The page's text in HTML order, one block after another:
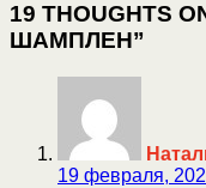
19 THOUGHTS
ШАМПЛЕН”
19 февраля,